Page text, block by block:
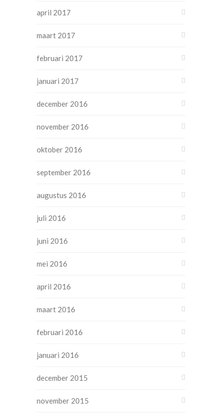
april 2017
maart 2017
februari 2017
januari 2017
december 2016
november 2016
oktober 2016
september 2016
augustus 2016
juli 2016
juni 2016
mei 2016
april 2016
maart 2016
februari 2016
januari 2016
december 2015
november 2015